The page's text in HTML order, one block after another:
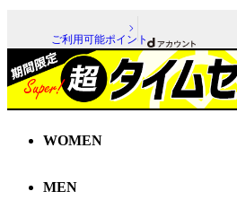
ご利用可能ポイント
WOMEN
MEN